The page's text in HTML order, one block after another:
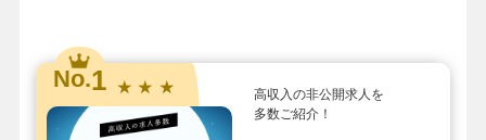
No.1 ★ ★ ★
高収入の非公開求人を
多数ご紹介！